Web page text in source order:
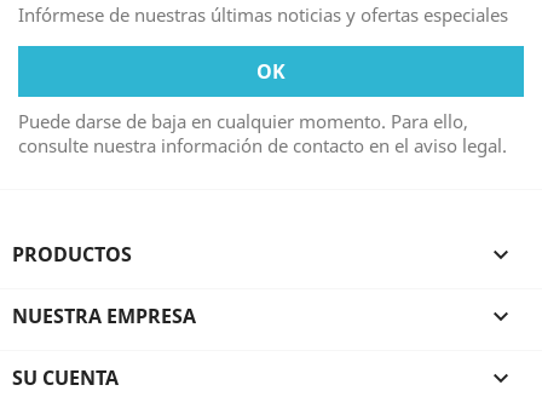
Infórmese de nuestras últimas noticias y ofertas especiales
Puede darse de baja en cualquier momento. Para ello,
consulte nuestra información de contacto en el aviso legal.
PRODUCTOS 
NUESTRA EMPRESA 
SU CUENTA 